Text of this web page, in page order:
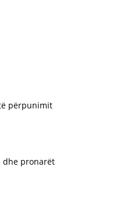
përpunimit
dhe pronarët